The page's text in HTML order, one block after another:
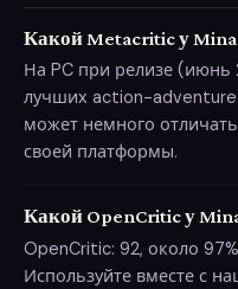
Какой Metacritic у
На PC при релизе
лучших action-adventure
может немного
своей платформы.
Какой OpenCritic у
OpenCritic: 92, около
Используйте вместе с